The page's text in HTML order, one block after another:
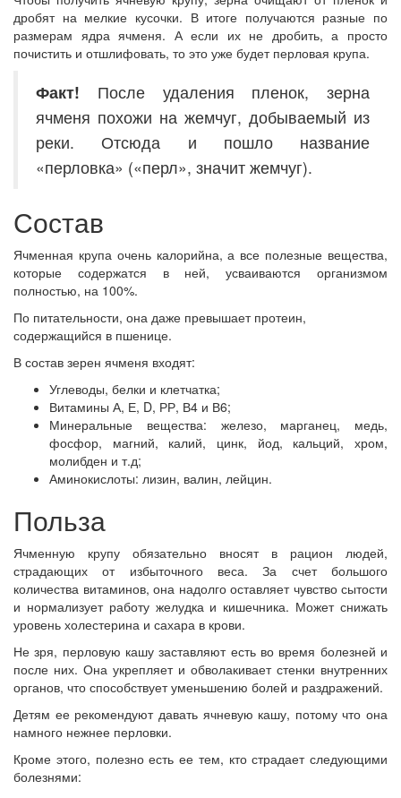
дробят на мелкие кусочки. В итоге получаются разные по
размерам ядра ячменя. А если их не дробить, а просто
почистить и отшлифовать, то это уже будет перловая крупа.
Факт!
После удаления пленок, зерна
ячменя похожи на жемчуг, добываемый из
реки. Отсюда и пошло название
«перловка» («перл», значит жемчуг).
Состав
Ячменная крупа очень калорийна, а все полезные вещества,
которые содержатся в ней, усваиваются организмом
полностью, на 100%.
По питательности, она даже превышает протеин,
содержащийся в пшенице.
В состав зерен ячменя входят:
Углеводы, белки и клетчатка;
Витамины А, Е, D, РР, В4 и В6;
Минеральные вещества: железо, марганец, медь,
фосфор, магний, калий, цинк, йод, кальций, хром,
молибден и т.д;
Аминокислоты: лизин, валин, лейцин.
Польза
Ячменную крупу обязательно вносят в рацион людей,
страдающих от избыточного веса. За счет большого
количества витаминов, она надолго оставляет чувство сытости
и нормализует работу желудка и кишечника. Может снижать
уровень холестерина и сахара в крови.
Не зря, перловую кашу заставляют есть во время болезней и
после них. Она укрепляет и обволакивает стенки внутренних
органов, что способствует уменьшению болей и раздражений.
Детям ее рекомендуют давать ячневую кашу, потому что она
намного нежнее перловки.
Кроме этого, полезно есть ее тем, кто страдает следующими
болезнями: